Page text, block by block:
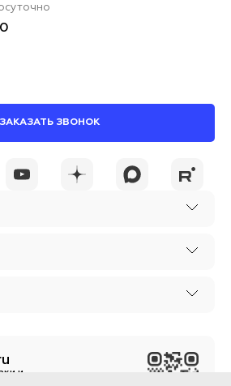
комментарий*
КОММЕНТАРИЙ
ЗАКАЗАТЬ ЗВОНОК
и